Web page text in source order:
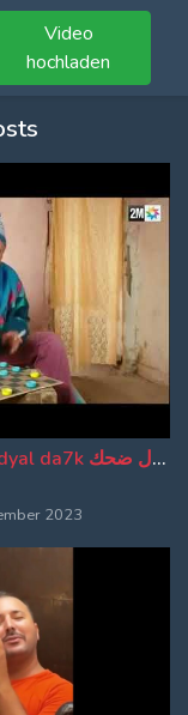
Video
hochladen
lmout dyal da7k موت ديال ضحك
2023